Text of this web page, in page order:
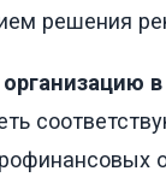
решения